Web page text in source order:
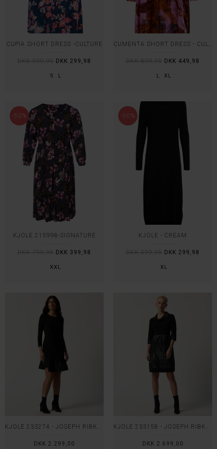
S L
CUPIA SHORT DRESS -CULTURE
DKK 599,95 DKK 299,98
L XL
CUMENTA SHORT DRESS - CULTURE
DKK 899,95 DKK 449,98
-50%
XXL
KJOLE 215998-SIGNATURE
DKK 799,95 DKK 399,98
-50%
XL
KJOLE - CREAM
DKK 599,95 DKK 299,98
KJOLE 233274 - JOSEPH RIBKOFF
DKK 2.299,00
KJOLE 233158 - JOSEPH RIBKOFF
DKK 2.699,00